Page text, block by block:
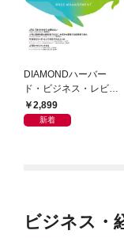
DIAMONDハーバー
ド・ビジネス・レビュ
ー 2026年9月号 特集
「上司をマネジメント
2,899
新着
ビジネス・